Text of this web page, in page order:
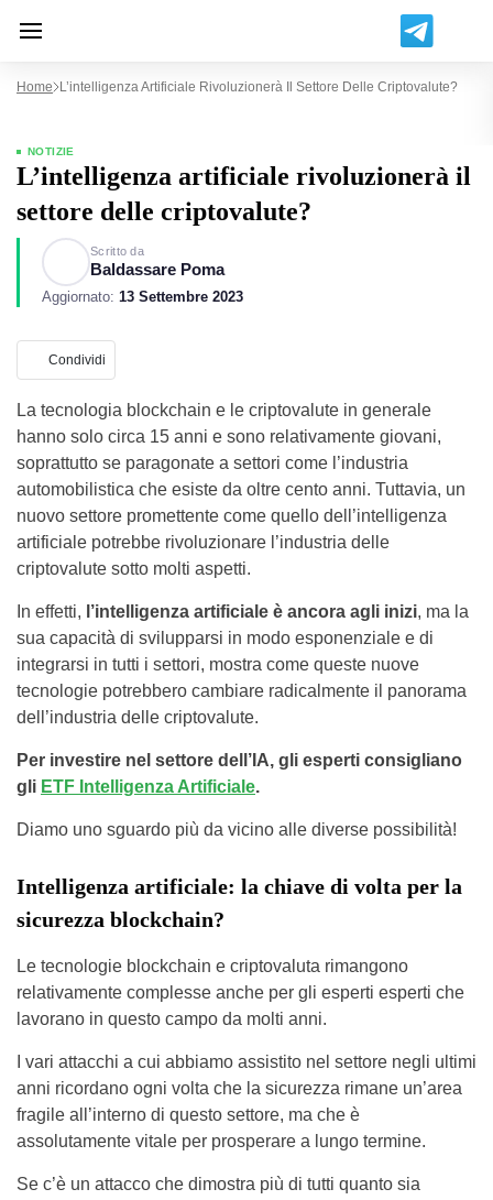
Home L’intelligenza Artificiale Rivoluzionerà Il Settore Delle Criptovalute?
NOTIZIE
L’intelligenza artificiale rivoluzionerà il
settore delle criptovalute?
Scritto da
Baldassare Poma
Aggiornato: 13 Settembre 2023
Condividi
La tecnologia blockchain e le criptovalute in generale
hanno solo circa 15 anni e sono relativamente giovani,
soprattutto se paragonate a settori come l’industria
automobilistica che esiste da oltre cento anni. Tuttavia, un
nuovo settore promettente come quello dell’intelligenza
artificiale potrebbe rivoluzionare l’industria delle
criptovalute sotto molti aspetti.
In effetti, l’intelligenza artificiale è ancora agli inizi, ma la
sua capacità di svilupparsi in modo esponenziale e di
integrarsi in tutti i settori, mostra come queste nuove
tecnologie potrebbero cambiare radicalmente il panorama
dell’industria delle criptovalute.
Per investire nel settore dell’IA, gli esperti consigliano
gli ETF Intelligenza Artificiale.
Diamo uno sguardo più da vicino alle diverse possibilità!
Intelligenza artificiale: la chiave di volta per la
sicurezza blockchain?
Le tecnologie blockchain e criptovaluta rimangono
relativamente complesse anche per gli esperti esperti che
lavorano in questo campo da molti anni.
I vari attacchi a cui abbiamo assistito nel settore negli ultimi
anni ricordano ogni volta che la sicurezza rimane un’area
fragile all’interno di questo settore, ma che è
assolutamente vitale per prosperare a lungo termine.
Se c’è un attacco che dimostra più di tutti quanto sia